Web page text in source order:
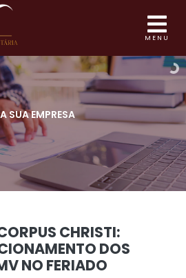
MENU
SUA EMPRESA
CHRISTI:
DOS
NO FERIADO